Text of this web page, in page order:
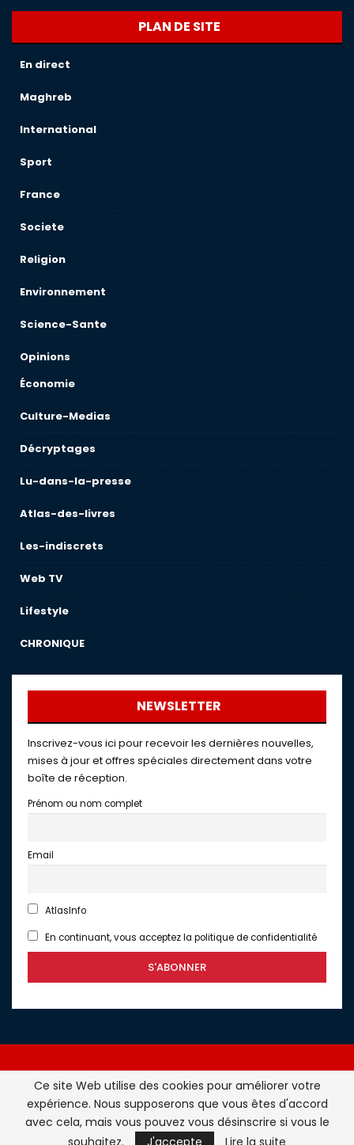
PLAN DE SITE
En direct
Maghreb
International
Sport
France
Societe
Religion
Environnement
Science-Sante
Opinions
Économie
Culture-Medias
Décryptages
Lu-dans-la-presse
Atlas-des-livres
Les-indiscrets
Web TV
Lifestyle
CHRONIQUE
NEWSLETTER
Inscrivez-vous ici pour recevoir les dernières nouvelles,
mises à jour et offres spéciales directement dans votre
boîte de réception.
Prénom ou nom complet
Email
AtlasInfo
En continuant, vous acceptez la politique de confidentialité
Atlasinfo.fr : l'essentiel de l'actualité de la France et du
Maghreb © Tous Droits Réservés - Atlasinfo- 2026
Ce site Web utilise des cookies pour améliorer votre
expérience. Nous supposerons que vous êtes d'accord
avec cela, mais vous pouvez vous désinscrire si vous le
souhaitez.
J'accepte Lire la suite